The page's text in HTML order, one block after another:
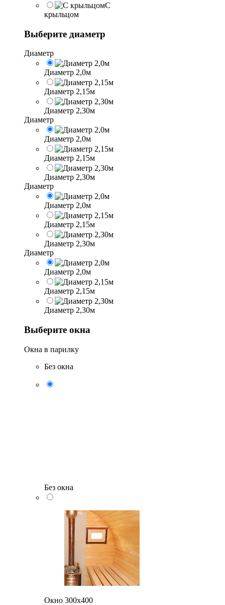
С
крыльцом
Выберите диаметр
Диаметр
Диаметр 2,0м
Диаметр 2,15м
Диаметр 2,30м
Диаметр
Диаметр 2,0м
Диаметр 2,15м
Диаметр 2,30м
Диаметр
Диаметр 2,0м
Диаметр 2,15м
Диаметр 2,30м
Диаметр
Диаметр 2,0м
Диаметр 2,15м
Диаметр 2,30м
Выберите окна
Окна в парилку
Без окна
Без окна
Окно 300х400